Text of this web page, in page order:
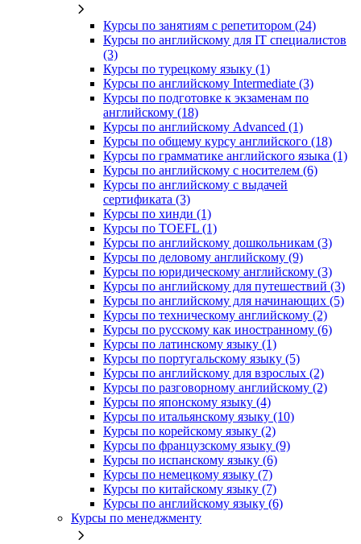
Курсы по занятиям с репетитором (24)
Курсы по английскому для IT специалистов
(3)
Курсы по турецкому языку (1)
Курсы по английскому Intermediate (3)
Курсы по подготовке к экзаменам по
английскому (18)
Курсы по английскому Advanced (1)
Курсы по общему курсу английского (18)
Курсы по грамматике английского языка (1)
Курсы по английскому с носителем (6)
Курсы по английскому с выдачей
сертификата (3)
Курсы по хинди (1)
Курсы по TOEFL (1)
Курсы по английскому дошкольникам (3)
Курсы по деловому английскому (9)
Курсы по юридическому английскому (3)
Курсы по английскому для путешествий (3)
Курсы по английскому для начинающих (5)
Курсы по техническому английскому (2)
Курсы по русскому как иностранному (6)
Курсы по латинскому языку (1)
Курсы по португальскому языку (5)
Курсы по английскому для взрослых (2)
Курсы по разговорному английскому (2)
Курсы по японскому языку (4)
Курсы по итальянскому языку (10)
Курсы по корейскому языку (2)
Курсы по французскому языку (9)
Курсы по испанскому языку (6)
Курсы по немецкому языку (7)
Курсы по китайскому языку (7)
Курсы по английскому языку (6)
Курсы по менеджменту